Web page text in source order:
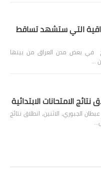
التي ستشهد تساقط
في بعض مدن العراق من بينها
نتائج الامتحانات الابتدائية
الجبوري، الاثنين، انطلاق نتائج